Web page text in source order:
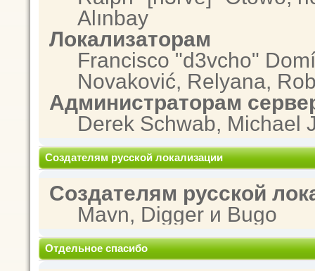
Alınbay
Локализаторам
Francisco "d3vcho"
Novaković, Relyana,
Администраторам
Derek Schwab, Michael
Создателям русской локализации
Создателям русской
Mavn, Digger и Bugo
Отдельное спасибо